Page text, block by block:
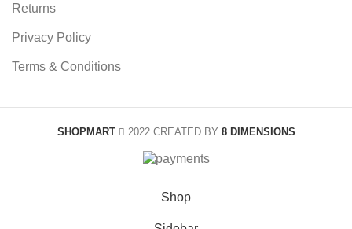
Returns
Privacy Policy
Terms & Conditions
SHOPMART 2022 CREATED BY 8 DIMENSIONS
Shop